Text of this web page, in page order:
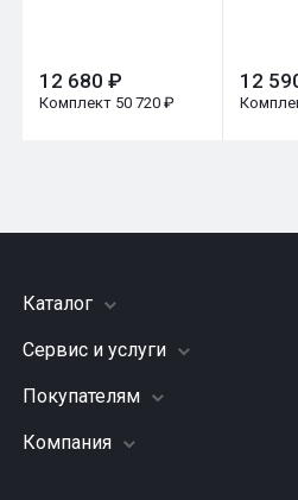
12 680 ₽
Комплект 50 720 ₽
12
Каталог
Шины
Грузовые шины
Диски
Сервис и услуги
Заправка кондиционера
Подвеска (ходовая часть)
Покупателям
Акции
Компания